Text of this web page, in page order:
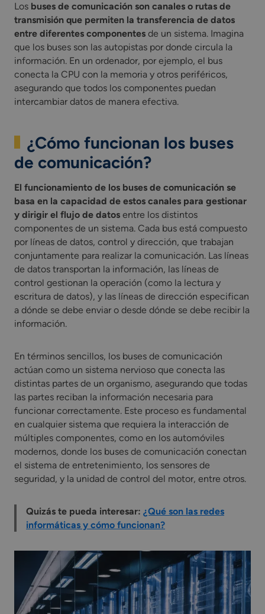
Los buses de comunicación son canales o rutas de
transmisión que permiten la transferencia de datos
entre diferentes componentes de un sistema. Imagina
que los buses son las autopistas por donde circula la
información. En un ordenador, por ejemplo, el bus
conecta la CPU con la memoria y otros periféricos,
asegurando que todos los componentes puedan
intercambiar datos de manera efectiva.
¿Cómo funcionan los buses
de comunicación?
El funcionamiento de los buses de comunicación se
basa en la capacidad de estos canales para gestionar
y dirigir el flujo de datos entre los distintos
componentes de un sistema. Cada bus está compuesto
por líneas de datos, control y dirección, que trabajan
conjuntamente para realizar la comunicación. Las líneas
de datos transportan la información, las líneas de
control gestionan la operación (como la lectura y
escritura de datos), y las líneas de dirección especifican
a dónde se debe enviar o desde dónde se debe recibir la
información.
En términos sencillos, los buses de comunicación
actúan como un sistema nervioso que conecta las
distintas partes de un organismo, asegurando que todas
las partes reciban la información necesaria para
funcionar correctamente. Este proceso es fundamental
en cualquier sistema que requiera la interacción de
múltiples componentes, como en los automóviles
modernos, donde los buses de comunicación conectan
el sistema de entretenimiento, los sensores de
seguridad, y la unidad de control del motor, entre otros.
Quizás te pueda interesar: ¿Qué son las redes
informáticas y cómo funcionan?